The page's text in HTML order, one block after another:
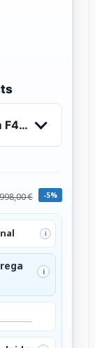
F4-6.3 IS USM
€ -5%
i
i